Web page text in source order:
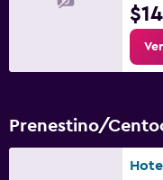
Prenestino/